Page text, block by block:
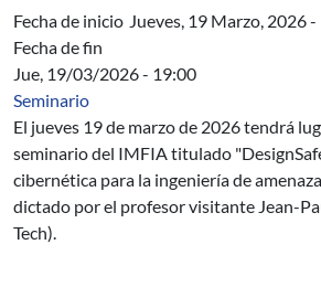
Fecha de inicio Jueves, 19 Marzo, 2026
Fecha de fin
Jue, 19/03/2026 - 19:00
Seminario
El jueves 19 de marzo de 2026 tendrá
seminario del IMFIA titulado
cibernética para la ingeniería de
dictado por el profesor visitante Jean-
Tech).